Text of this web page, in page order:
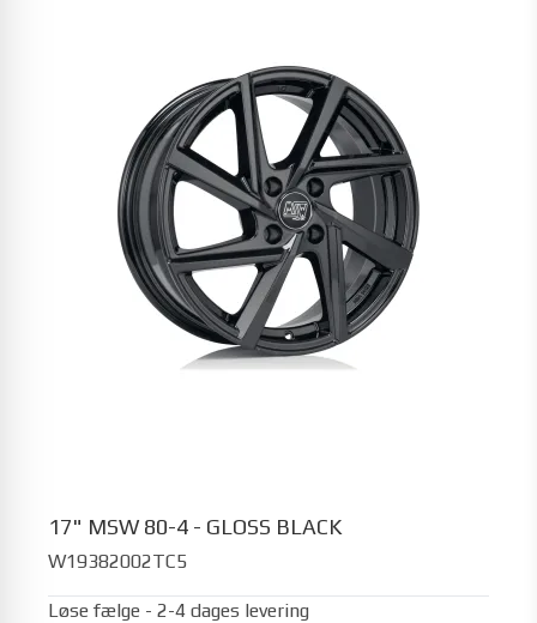
17" MSW 80-4 - GLOSS BLACK
W19382002TC5
Løse fælge - 2-4 dages levering